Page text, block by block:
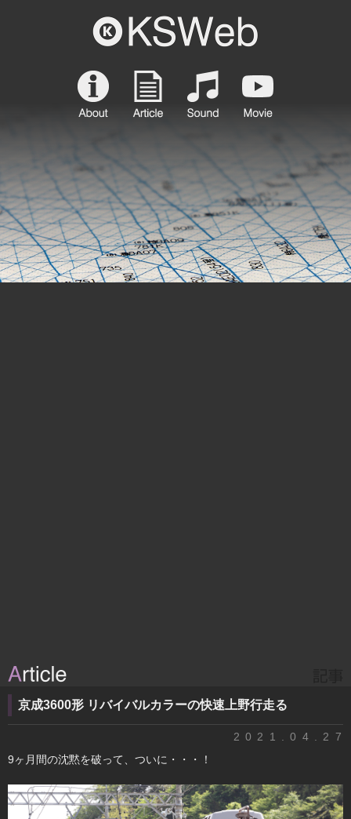
京成3600形 リバイバルカラーの快速上野行走る
2021.04.27
9ヶ月間の沈黙を破って、ついに・・・！